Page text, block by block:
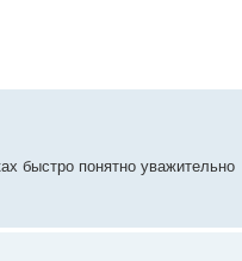
быстро понятно уважительно